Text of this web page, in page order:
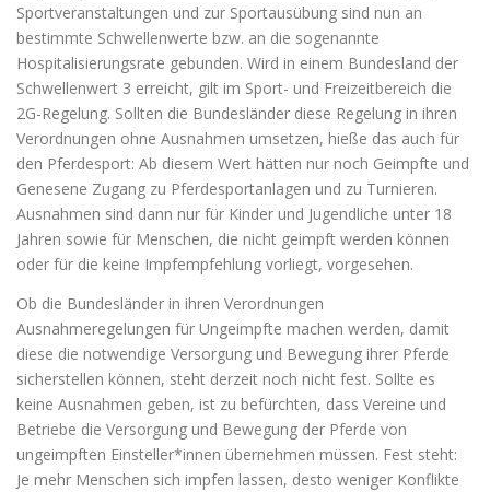
Sportveranstaltungen und zur Sportausübung sind nun an
bestimmte Schwellenwerte bzw. an die sogenannte
Hospitalisierungsrate gebunden. Wird in einem Bundesland der
Schwellenwert 3 erreicht, gilt im Sport- und Freizeitbereich die
2G-Regelung. Sollten die Bundesländer diese Regelung in ihren
Verordnungen ohne Ausnahmen umsetzen, hieße das auch für
den Pferdesport: Ab diesem Wert hätten nur noch Geimpfte und
Genesene Zugang zu Pferdesportanlagen und zu Turnieren.
Ausnahmen sind dann nur für Kinder und Jugendliche unter 18
Jahren sowie für Menschen, die nicht geimpft werden können
oder für die keine Impfempfehlung vorliegt, vorgesehen.
Ob die Bundesländer in ihren Verordnungen
Ausnahmeregelungen für Ungeimpfte machen werden, damit
diese die notwendige Versorgung und Bewegung ihrer Pferde
sicherstellen können, steht derzeit noch nicht fest. Sollte es
keine Ausnahmen geben, ist zu befürchten, dass Vereine und
Betriebe die Versorgung und Bewegung der Pferde von
ungeimpften Einsteller*innen übernehmen müssen. Fest steht:
Je mehr Menschen sich impfen lassen, desto weniger Konflikte